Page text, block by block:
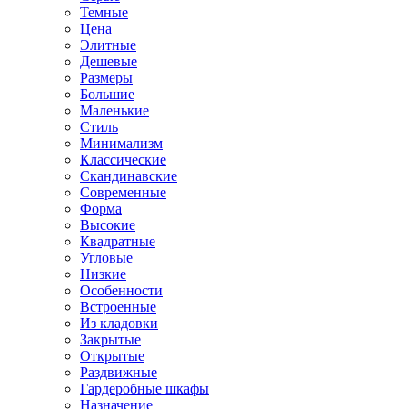
Темные
Цена
Элитные
Дешевые
Размеры
Большие
Маленькие
Стиль
Минимализм
Классические
Скандинавские
Современные
Форма
Высокие
Квадратные
Угловые
Низкие
Особенности
Встроенные
Из кладовки
Закрытые
Открытые
Раздвижные
Гардеробные шкафы
Назначение